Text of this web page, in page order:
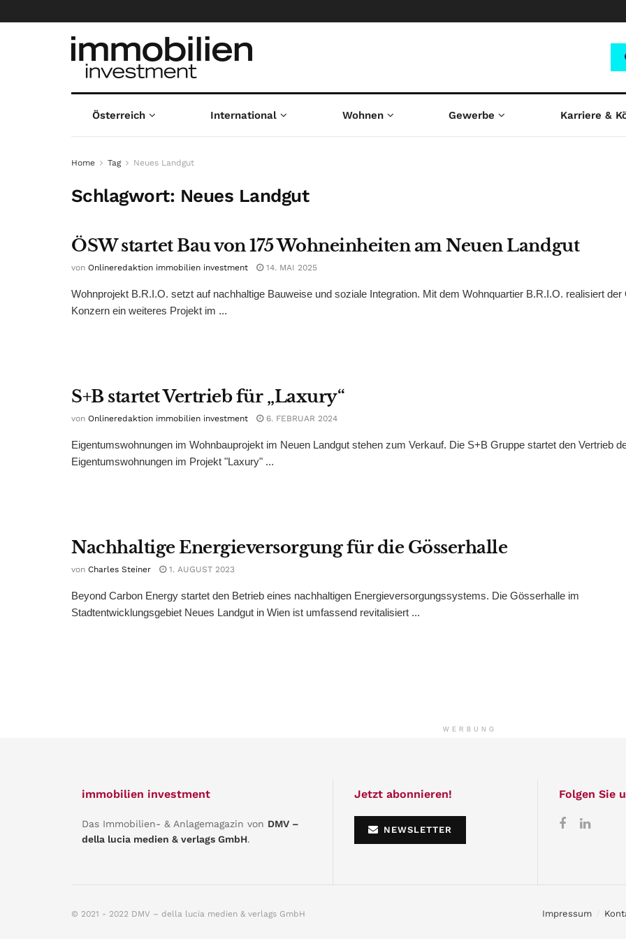
Österreich International Wohnen Gewerbe Karriere &
Home Tag Neues Landgut
Schlagwort: Neues Landgut
ÖSW startet Bau von 175 Wohneinheiten am Neuen Landgut
von Onlineredaktion immobilien investment 14. MAI 2025
Wohnprojekt B.R.I.O. setzt auf nachhaltige Bauweise und soziale Integration. Mit dem Wohnquartier B.R.I.O. realisiert der
Konzern ein weiteres Projekt im ...
S+B startet Vertrieb für „Laxury“
von Onlineredaktion immobilien investment 6. FEBRUAR 2024
Eigentumswohnungen im Wohnbauprojekt im Neuen Landgut stehen zum Verkauf. Die S+B Gruppe startet den Vertrieb
Eigentumswohnungen im Projekt "Laxury" ...
Nachhaltige Energieversorgung für die Gösserhalle
von Charles Steiner 1. AUGUST 2023
Beyond Carbon Energy startet den Betrieb eines nachhaltigen Energieversorgungssystems. Die Gösserhalle im
Stadtentwicklungsgebiet Neues Landgut in Wien ist umfassend revitalisiert ...
WERBUNG
immobilien investment
Das Immobilien- & Anlagemagazin von DMV –
della lucia medien & verlags GmbH.
Jetzt abonnieren!
NEWSLETTER
Folgen Sie
Impressum
© 2021 - 2022 DMV – della lucia medien & verlags GmbH